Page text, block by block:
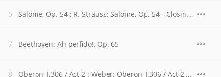
Salome, Op. 54 : R. Strauss: Salome, Op. 54 - Closing Scene (Du wolltest mich nicht deinen Mund)
Beethoven: Ah perfido!, Op. 65
Oberon, J.306 / Act 2 : Weber: Oberon, J.306 / Act 2 - "Ozean! Du Ungeheuer!"